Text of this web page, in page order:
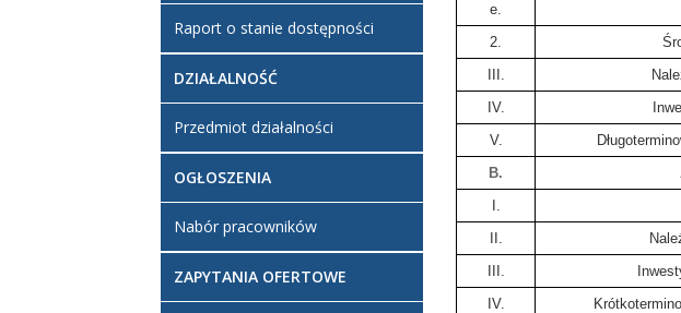
e.
2.
III.
IV.
V.
B.
I.
II.
III.
IV.
Raport o stanie dostępności
DZIAŁALNOŚĆ
Przedmiot działalności
OGŁOSZENIA
Nabór pracowników
ZAPYTANIA OFERTOWE